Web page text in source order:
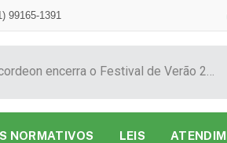
99165-1391
Show de Tarcísio do Acordeon encerra o Festival de Verão 2026 na Praia do Caripi
NORMATIVOS LEIS